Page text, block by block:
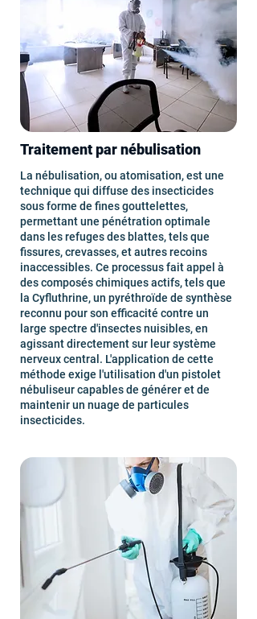
Traitement par nébulisation
La nébulisation, ou atomisation, est une
technique qui diffuse des insecticides
sous forme de fines gouttelettes,
permettant une pénétration optimale
dans les refuges des blattes, tels que
fissures, crevasses, et autres recoins
inaccessibles. Ce processus fait appel à
des composés chimiques actifs, tels que
la Cyfluthrine, un pyréthroïde de synthèse
reconnu pour son efficacité contre un
large spectre d'insectes nuisibles, en
agissant directement sur leur système
nerveux central. L'application de cette
méthode exige l'utilisation d'un pistolet
nébuliseur capables de générer et de
maintenir un nuage de particules
insecticides.